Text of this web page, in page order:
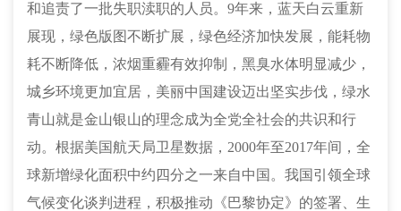
和追责了一批失职渎职的人员。 9年来，蓝天白云重新
展现，绿色版图不断扩展，绿色经济加快发展，能耗物
耗不断降低，浓烟重霾有效抑制，黑臭水体明显减少，
城乡环境更加宜居，美丽中国建设迈出坚实步伐，绿水
青山就是金山银山的理念成为全党全社会的共识和行
动。根据美国航天局卫星数据，2000年至2017年间，全
球新增绿化面积中约四分之一来自中国。我国引领全球
气候变化谈判进程，积极推动《巴黎协定》的签署、生